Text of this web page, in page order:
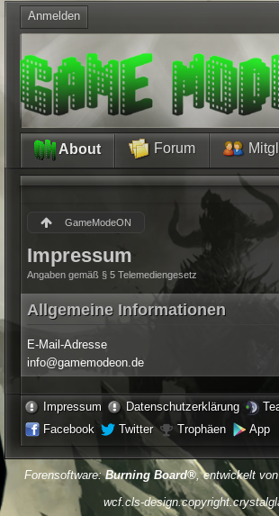
Anmelden
About Forum
GameModeON
Impressum
Angaben gemäß § 5 Telemediengesetz
Allgemeine Informationen
E-Mail-Adresse
info@gamemodeon.de
Impressum Datenschutzerklärung
Facebook
Twitter Trophäen App
Forensoftware:Burning Board®, entwickelt von
wcf.cls-